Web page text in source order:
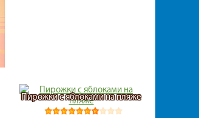
Пирожки с яблоками на пляже